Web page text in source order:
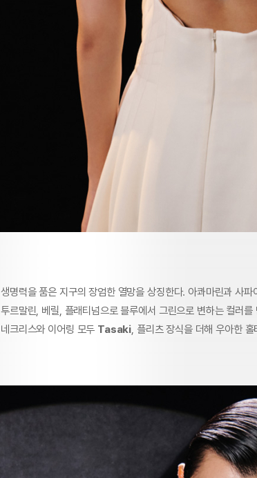
생명력을 품은 지구의 장엄한 열망을 상징한다. 아콰마린과 사
투르말린, 베릴, 플래티넘으로 블루에서 그린으로 변하는 컬러
네크리스와 이어링 모두 Tasaki , 플리츠 장식을 더해 우아한